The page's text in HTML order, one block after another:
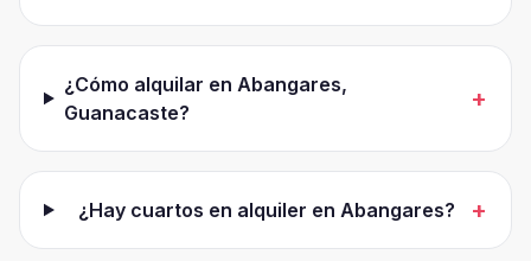
¿Cómo alquilar en Abangares,
Guanacaste?
+
¿Hay cuartos en alquiler en Abangares? +